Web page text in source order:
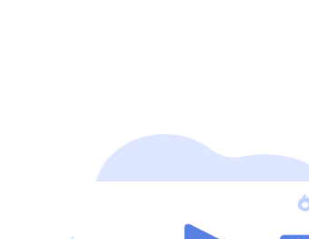
barreiras e alavancarem seus